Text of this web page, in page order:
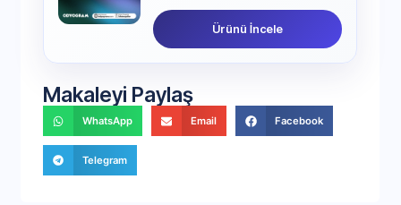
Ürünü İncele
Makaleyi Paylaş
WhatsApp Email Facebook
Telegram